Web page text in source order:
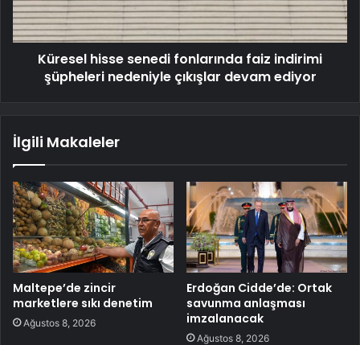
Küresel hisse senedi fonlarında faiz indirimi
şüpheleri nedeniyle çıkışlar devam ediyor
İlgili Makaleler
Maltepe’de zincir
marketlere sıkı denetim
Ağustos 8, 2026
Erdoğan Cidde’de: Ortak
savunma anlaşması
imzalanacak
Ağustos 8, 2026